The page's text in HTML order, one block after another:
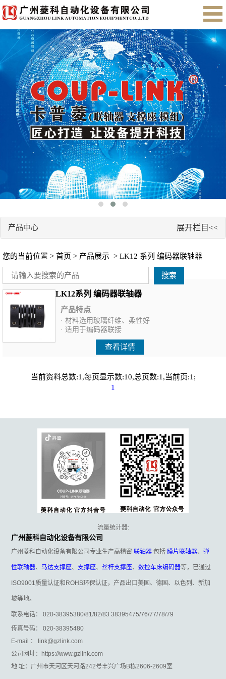
首页 关于我们 产品展示 售后服务
会员注册
English
产品中心 展开栏目<<
您的当前位置 > 首页 > 产品展示 > LK12 系列 编码器联轴器
搜索
LK12系列 编码器联轴器
产品特点
· 材料选用玻璃纤维、柔性好
· 适用于编码器联接
查看详情
当前资料总数:1,每页显示数:10,总页数:1,当前页:1;
1
流量统计器:
广州菱科自动化设备有限公司
广州菱科自动化设备有限公司专业生产高精密联轴器 包括膜片联轴器、弹
性联轴器、马达支撑座、 支撑座、 丝杆支撑座、数控车床编码器等，已通过
ISO9001质量认证和ROHS环保认证，产品出口美国、德国、以色列、新加
坡等地。
联系电话： 020-38395380/81/82/83 38395475/76/77/78/79
传真号码： 020-38395480
E-mail ： link@gzlink.com
公司网址：https://www.gzlink.com
地 址：广州市天河区天河路242号丰兴广场B栋2606-2609室